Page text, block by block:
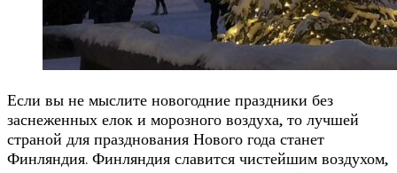
Если вы не мыслите новогодние праздники без
заснеженных елок и морозного воздуха, то лучшей
страной для празднования Нового года станет
Финляндия. Финляндия славится чистейшим воздухом,